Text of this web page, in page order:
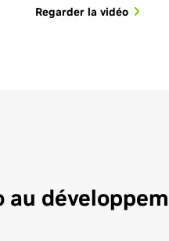
Regarder la vidéo
au